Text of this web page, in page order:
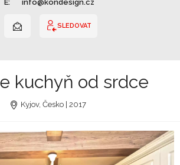
E: info@kondesign.cz
SLEDOVAT
kuchyň od srdce
Kyjov, Česko | 2017